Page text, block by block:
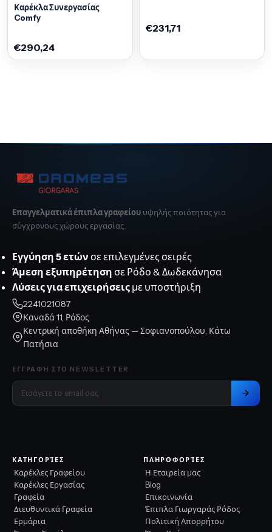
Καρέκλα Συνεργασίας
Comfy
€290,24
€231,71
Επαγγελματικά έπιπλα γραφείου υψηλής ποιότητας για
σύγχρονους χώρους εργασίας.
Εγγύηση 5 ετών σε επιλεγμένες σειρές
Άμεση εξυπηρέτηση σε Ρόδο & Δωδεκάνησα
Λύσεις για επιχειρήσεις με υποστήριξη
2241021087
Καναδά 11, Ρόδος
Κεντρική αποθήκη Αθήνας — Σοφιανοπούλου, Κάτω
Πατήσια
ΕΓΓΡΑΦΉ ΣΤΟ NEWSLETTER
ΚΑΤΗΓΟΡΊΕΣ
Καρέκλες Γραφείου
Καρέκλες Εργασίας
Γραφεία
Διευθυντικά Γραφεία
Ερμάρια
ΠΛΗΡΟΦΟΡΊΕΣ
Η Εταιρεία μας
Blog
Επικοινωνία
Έπιπλα Γιωργαράς Ρόδος
Πολιτική Απορρήτου